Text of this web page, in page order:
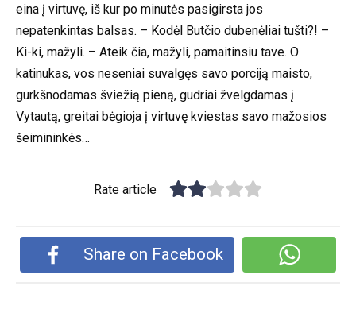
eina į virtuvę, iš kur po minutės pasigirsta jos
nepatenkintas balsas. – Kodėl Butčio dubenėliai tušti?! –
Ki-ki, mažyli. – Ateik čia, mažyli, pamaitinsiu tave. O
katinukas, vos neseniai suvalgęs savo porciją maisto,
gurkšnodamas šviežią pieną, gudriai žvelgdamas į
Vytautą, greitai bėgioja į virtuvę kviestas savo mažosios
šeimininkės…
Rate article
Share on Facebook